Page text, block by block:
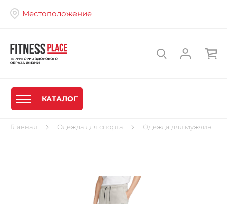
Местоположение
КАТАЛОГ
Главная Одежда для спорта Одежда для мужчин